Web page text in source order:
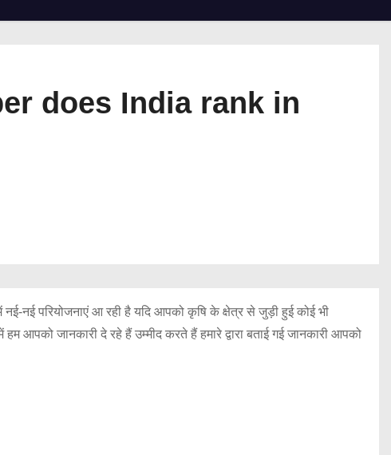
does India rank in
नई परियोजनाएं आ रही है यदि आपको कृषि के क्षेत्र से जुड़ी हुई कोई भी
आपको जानकारी दे रहे हैं उम्मीद करते हैं हमारे द्वारा बताई गई जानकारी आपको